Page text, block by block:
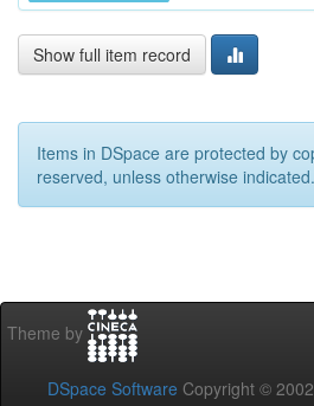
Show full item record
Items in DSpace are protected by
reserved, unless otherwise indicated.
Theme by
DSpace Software Copyright ©